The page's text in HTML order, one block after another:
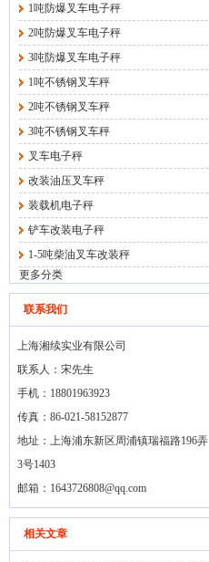
1吨防爆叉车电子秤
2吨防爆叉车电子秤
3吨防爆叉车电子秤
1吨不锈钢叉车秤
2吨不锈钢叉车秤
3吨不锈钢叉车秤
叉车电子秤
改装油压叉车秤
装载机电子秤
铲车改装电子秤
1-5吨柴油叉车改装秤
更多分类
联系我们
上海湘续实业有限公司
联系人：宋先生
手机：18801963923
传真：86-021-58152877
地址：上海浦东新区周浦镇瑞福路196弄
3号1403
邮箱： 1643726808@qq.com
相关文章